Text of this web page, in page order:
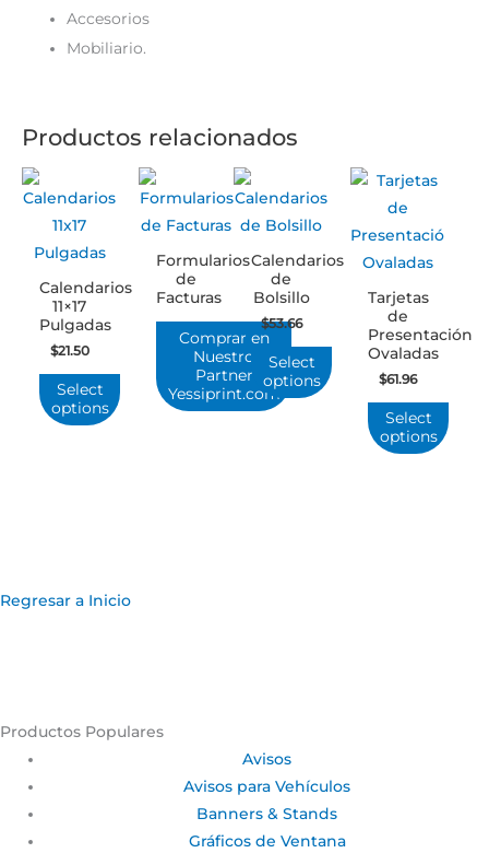
Accesorios
Mobiliario.
Productos relacionados
Calendarios
11×17
Pulgadas
$21.50
Select
options
Formularios
de
Facturas
Comprar en
Nuestro
Partner
Yessiprint.com
Calendarios
de
Bolsillo
$53.66
Select
options
Tarjetas
de
Presentación
Ovaladas
$61.96
Select
options
Regresar a Inicio
Productos Populares
Avisos
Avisos para Vehículos
Banners & Stands
Gráficos de Ventana